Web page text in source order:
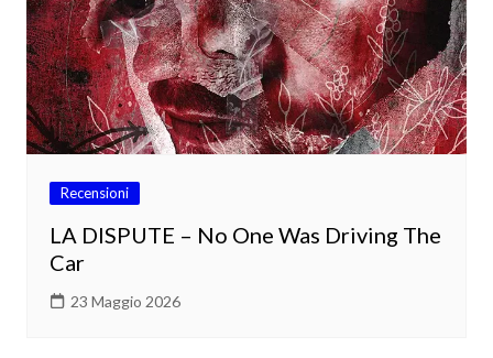
Recensioni
LA DISPUTE – No One Was Driving The
Car
23 Maggio 2026